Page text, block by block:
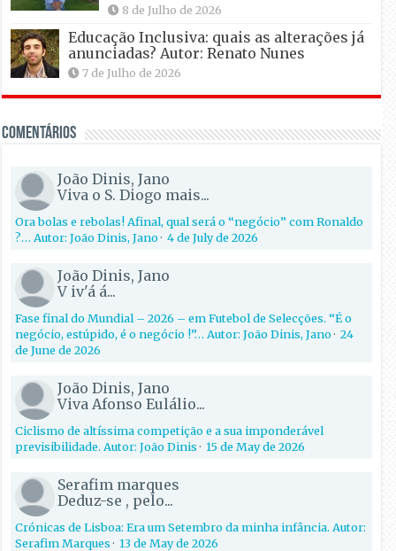
8 de Julho de 2026
Educação Inclusiva: quais as alterações já
anunciadas? Autor: Renato Nunes
7 de Julho de 2026
Comentários
João Dinis, Jano
Viva o S. Diogo mais...
Ora bolas e rebolas! Afinal, qual será o “negócio” com Ronaldo
?… Autor: João Dinis, Jano·4 de July de 2026
João Dinis, Jano
V iv'á á...
Fase final do Mundial – 2026 – em Futebol de Selecções. “É o
negócio, estúpido, é o negócio !”… Autor: João Dinis, Jano·24
de June de 2026
João Dinis, Jano
Viva Afonso Eulálio...
Ciclismo de altíssima competição e a sua imponderável
previsibilidade. Autor: João Dinis·15 de May de 2026
Serafim marques
Deduz-se , pelo...
Crónicas de Lisboa: Era um Setembro da minha infância. Autor:
Serafim Marques·13 de May de 2026